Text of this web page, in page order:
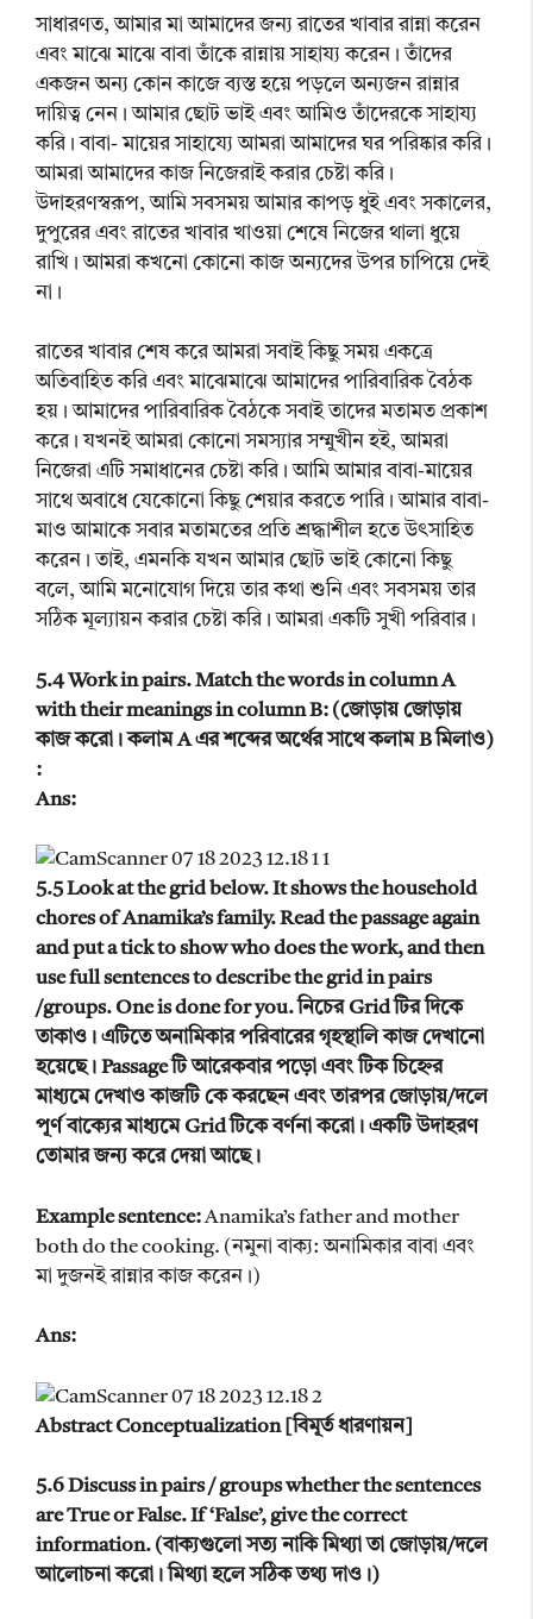
সাধারণত, আমার মা আমাদের জন্য রাতের খাবার রান্না করেন
এবং মাঝে মাঝে বাবা তাঁকে রান্নায় সাহায্য করেন। তাঁদের
একজন অন্য কোন কাজে ব্যস্ত হয়ে পড়লে অন্যজন রান্নার
দায়িত্ব নেন। আমার ছোট ভাই এবং আমিও তাঁদেরকে সাহায্য
করি। বাবা- মায়ের সাহায্যে আমরা আমাদের ঘর পরিষ্কার করি।
আমরা আমাদের কাজ নিজেরাই করার চেষ্টা করি।
উদাহরণস্বরূপ, আমি সবসময় আমার কাপড় ধুই এবং সকালের,
দুপুরের এবং রাতের খাবার খাওয়া শেষে নিজের থালা ধুয়ে
রাখি। আমরা কখনো কোনো কাজ অন্যদের উপর চাপিয়ে দেই
না।
রাতের খাবার শেষ করে আমরা সবাই কিছু সময় একত্রে
অতিবাহিত করি এবং মাঝেমাঝে আমাদের পারিবারিক বৈঠক
হয়। আমাদের পারিবারিক বৈঠকে সবাই তাদের মতামত প্রকাশ
করে। যখনই আমরা কোনো সমস্যার সম্মুখীন হই, আমরা
নিজেরা এটি সমাধানের চেষ্টা করি। আমি আমার বাবা-মায়ের
সাথে অবাধে যেকোনো কিছু শেয়ার করতে পারি। আমার বাবা-
মাও আমাকে সবার মতামতের প্রতি শ্রদ্ধাশীল হতে উৎসাহিত
করেন। তাই, এমনকি যখন আমার ছোট ভাই কোনো কিছু
বলে, আমি মনোযোগ দিয়ে তার কথা শুনি এবং সবসময় তার
সঠিক মূল্যায়ন করার চেষ্টা করি। আমরা একটি সুখী পরিবার।
5.4 Work in pairs. Match the words in column A
with their meanings in column B: (জোড়ায় জোড়ায়
কাজ করো। কলাম A এর শব্দের অর্থের সাথে কলাম B মিলাও)
:
Ans:
5.5 Look at the grid below. It shows the household
chores of Anamika’s family. Read the passage again
and put a tick to show who does the work, and then
use full sentences to describe the grid in pairs
/groups. One is done for you. নিচের Grid টির দিকে
তাকাও। এটিতে অনামিকার পরিবারের গৃহস্থালি কাজ দেখানো
হয়েছে। Passage টি আরেকবার পড়ো এবং টিক চিহ্নের
মাধ্যমে দেখাও কাজটি কে করছেন এবং তারপর জোড়ায়/দলে
পূর্ণ বাক্যের মাধ্যমে Grid টিকে বর্ণনা করো। একটি উদাহরণ
তোমার জন্য করে দেয়া আছে।
Example sentence:Anamika’s father and mother
both do the cooking. (নমুনা বাক্য: অনামিকার বাবা এবং
মা দুজনই রান্নার কাজ করেন।)
Ans:
Abstract Conceptualization [বিমূর্ত ধারণায়ন]
5.6 Discuss in pairs / groups whether the sentences
are True or False. If ‘False’, give the correct
information. (বাক্যগুলো সত্য নাকি মিথ্যা তা জোড়ায়/দলে
আলোচনা করো। মিথ্যা হলে সঠিক তথ্য দাও।)